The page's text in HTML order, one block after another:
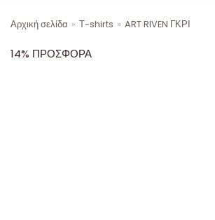
Αρχική σελίδα » Τ-shirts » ART RIVEN ΓΚΡΙ
14% ΠΡΟΣΦΟΡΑ